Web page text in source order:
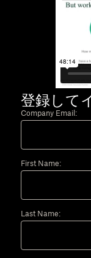
登録して
Company Email:
First Name:
Last Name: